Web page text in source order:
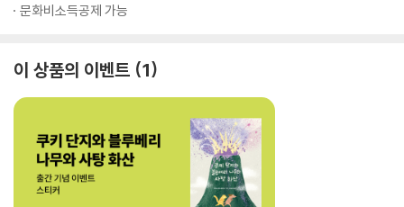
문화비소득공제 가능
이 상품의 이벤트 1